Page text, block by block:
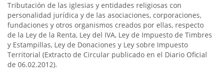
Tributación de las iglesias y entidades religiosas con
personalidad jurídica y de las asociaciones, corporaciones,
fundaciones y otros organismos creados por ellas, respecto
de la Ley de la Renta, Ley del IVA, Ley de Impuesto de Timbres
y Estampillas, Ley de Donaciones y Ley sobre Impuesto
Territorial (Extracto de Circular publicado en el Diario Oficial
de 06.02.2012).